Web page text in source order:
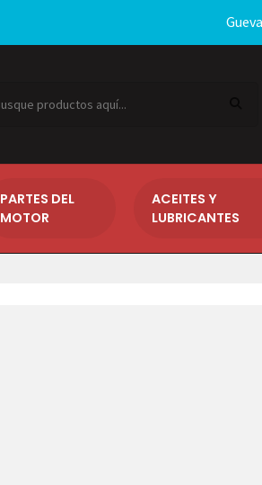
PARTES DEL
MOTOR
ACEITES Y
LUBRICANTES